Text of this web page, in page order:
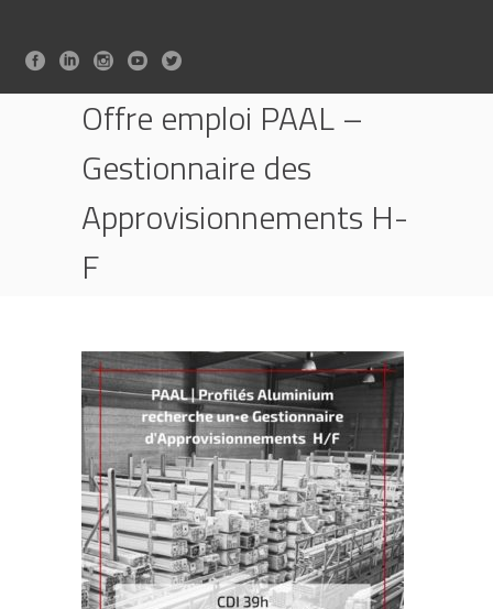
Offre emploi PAAL –
Gestionnaire des
Approvisionnements H-
F
APPROVISIONNEMENTS H-F